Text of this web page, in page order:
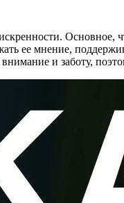
Основное,
ее мнение,
и заботу,